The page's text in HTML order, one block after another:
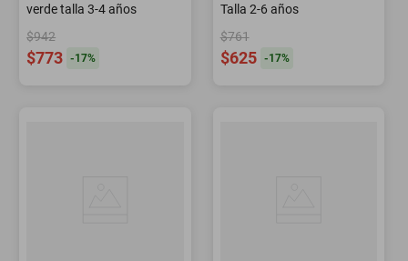
verde talla 3-4 años
$942
$773 -17%
Talla 2-6 años
$761
$625 -17%